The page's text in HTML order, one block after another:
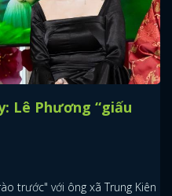
Lê Phương “giấu
trước" với ông xã Trung Kiên